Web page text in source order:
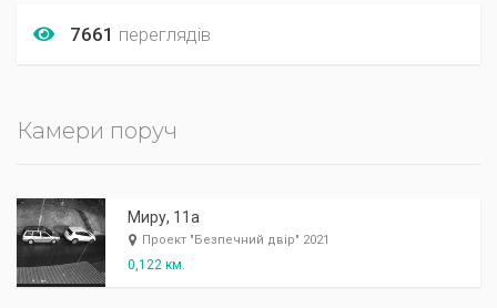
7661 переглядів
Камери поруч
Миру, 11а
Проект "Безпечний двір" 2021
0,122 км.